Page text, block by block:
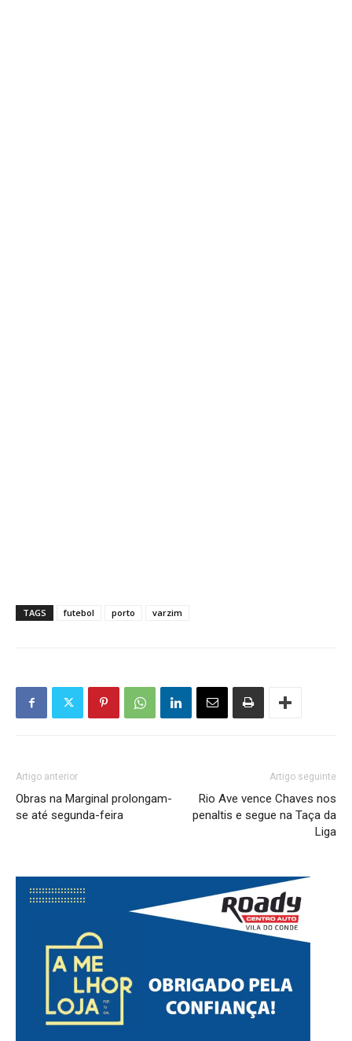
TAGS futebol porto varzim
Artigo anterior
Obras na Marginal prolongam-
se até segunda-feira
Artigo seguinte
Rio Ave vence Chaves nos
penaltis e segue na Taça da
Liga